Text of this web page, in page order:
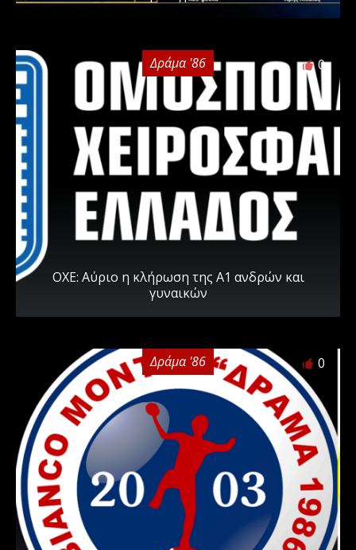
Δράμα '86 0
ΟΧΕ: Αύριο η κλήρωση της Α1 ανδρών και
γυναικών
Δράμα '86 0